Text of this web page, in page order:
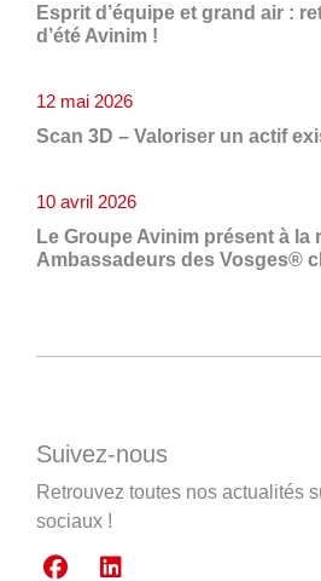
Esprit d’équipe et grand air :
d’été Avinim !
Scan 3D – Valoriser un actif
12 mai 2026
Le Groupe Avinim présent à la
Ambassadeurs des Vosges®
10 avril 2026
Suivez-nous
Retrouvez toutes nos actualités
sociaux !